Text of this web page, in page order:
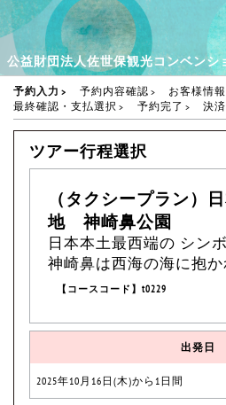
公益財団法人佐世保観光コンベンシ
予約入力 予約内容確認
お客様情
最終確認・支払選択
予約完了 決
ツアー行程選択
（タクシープラン）
地 神崎鼻公園
日本本土最西端の シン
神崎鼻は西海の海に抱
【コースコード】t0229
出発日
2025年10月16日(木)から1日間